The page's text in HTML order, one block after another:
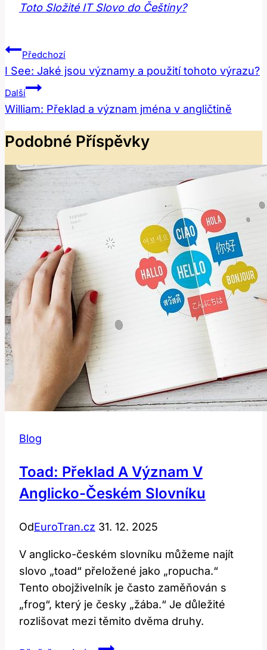
Toto Složité IT Slovo do Češtiny?
Navigace
Pro
Příspěvek
Předchozí
I See: Jaké jsou významy a použití tohoto výrazu?
Další
William: Překlad a význam jména v angličtině
Podobné Příspěvky
Blog
Toad: Překlad A Význam V
Anglicko-Českém Slovníku
OdEuroTran.cz 31. 12. 2025
V anglicko-českém slovníku můžeme najít
slovo „toad“ přeložené jako „ropucha.“
Tento obojživelník je často zaměňován s
„frog“, který je česky „žába.“ Je důležité
rozlišovat mezi těmito dvěma druhy.